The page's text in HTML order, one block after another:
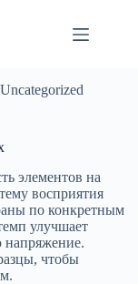
Uncategorized
элементов на
восприятия
по конкретным
улучшает
напряжение.
чтобы